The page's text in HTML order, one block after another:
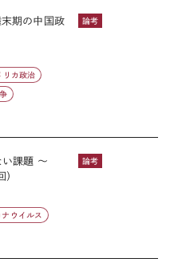
論考
期の中国政
リカ政治
論考
い課題 ～
）
ナウイルス